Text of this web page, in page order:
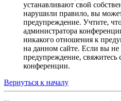
устанавливают свой
нарушили правило, вы
предупреждение. Учтите,
администратора
никакого отношения к
на данном сайте. Если вы не
предупреждение, свяжитесь
конференции.
Вернуться к началу